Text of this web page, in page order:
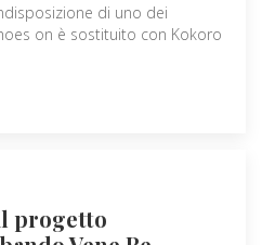
di uno dei
on è sostituito con Kokoro
progetto